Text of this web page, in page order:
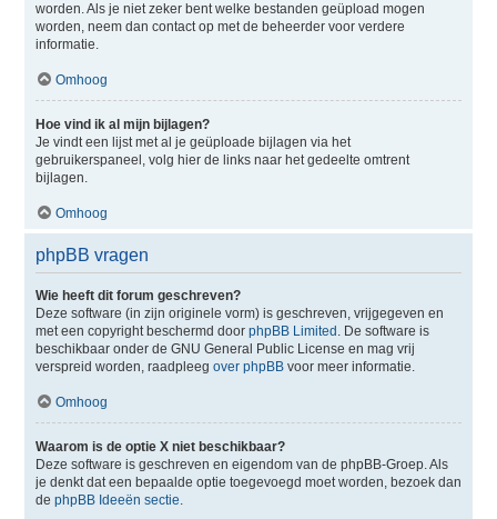
worden. Als je niet zeker bent welke bestanden geüpload mogen
worden, neem dan contact op met de beheerder voor verdere
informatie.
Omhoog
Hoe vind ik al mijn bijlagen?
Je vindt een lijst met al je geüploade bijlagen via het
gebruikerspaneel, volg hier de links naar het gedeelte omtrent
bijlagen.
Omhoog
phpBB vragen
Wie heeft dit forum geschreven?
Deze software (in zijn originele vorm) is geschreven, vrijgegeven en
met een copyright beschermd door phpBB Limited . De software is
beschikbaar onder de GNU General Public License en mag vrij
verspreid worden, raadpleeg over phpBBvoor meer informatie.
Omhoog
Waarom is de optie X niet beschikbaar?
Deze software is geschreven en eigendom van de phpBB-Groep. Als
je denkt dat een bepaalde optie toegevoegd moet worden, bezoek dan
de phpBB Ideeën sectie.